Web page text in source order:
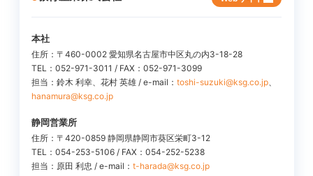
本社
住所：〒460-0002 愛知県名古屋市中区丸の内3-18-28
TEL：052-971-3011 / FAX：052-971-3099
担当：鈴木 利幸、花村 英雄 / e-mail： toshi-suzuki@ksg.co.jp、
hanamura@ksg.co.jp
静岡営業所
住所：〒420-0859 静岡県静岡市葵区栄町3-12
TEL：054-253-5106 / FAX：054-252-5238
担当：原田 利忠 / e-mail： t-harada@ksg.co.jp